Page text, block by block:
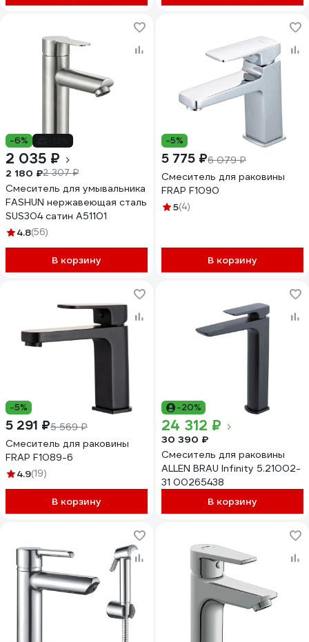
-6%
2 035 ₽
2 180 ₽2 307 ₽
Смеситель для умывальника
FASHUN нержавеющая сталь
SUS304 сатин A51101
4.8(56)
В корзину
-5%
5 775 ₽6 079 ₽
Смеситель для раковины
FRAP F1090
5(4)
В корзину
-5%
5 291 ₽5 569 ₽
Смеситель для раковины
FRAP F1089-6
4.9(19)
В корзину
-20%
24 312 ₽
30 390 ₽
Смеситель для раковины
ALLEN BRAU Infinity 5.21002-
31 00265438
В корзину